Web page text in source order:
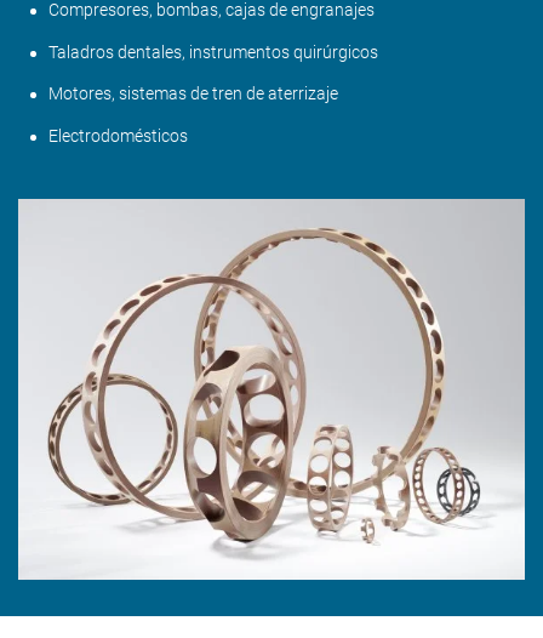
Compresores, bombas, cajas de engranajes
Taladros dentales, instrumentos quirúrgicos
Motores, sistemas de tren de aterrizaje
Electrodomésticos